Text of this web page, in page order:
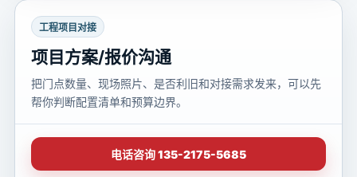
工程项目对接
项目方案/报价沟通
把门点数量、现场照片、是否利旧和对接需求发来，可以先
帮你判断配置清单和预算边界。
电话咨询 135-2175-5685